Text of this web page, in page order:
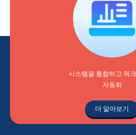
시스템을 통합하고 워
자동화
더 알아보기